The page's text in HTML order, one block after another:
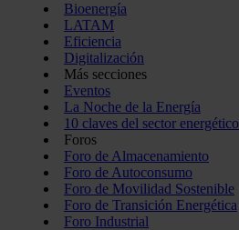
Bioenergía
LATAM
Eficiencia
Digitalización
Más secciones
Eventos
La Noche de la Energía
10 claves del sector energético
Foros
Foro de Almacenamiento
Foro de Autoconsumo
Foro de Movilidad Sostenible
Foro de Transición Energética
Foro Industrial